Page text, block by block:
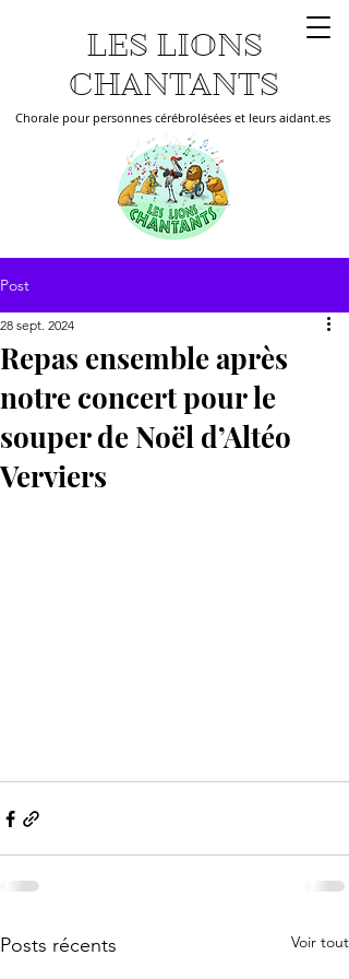
LES LIONS
CHANTANTS
Chorale pour personnes cérébrolésées et leurs aidant.es
Post
Repas ensemble après
notre concert pour le
souper de Noël d’Altéo
Verviers
28 sept. 2024
Posts récents Voir tout